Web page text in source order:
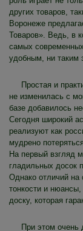
других товаров,
Воронеже
Товаров». Ведь, в
самых
удобным, ни таким
Простая и
не изменилась с
базе добавилось
Сегодня широкий
реализуют как
мудрено
На первый взгляд
гладильных досок
Однако отличий на
тонкости и
доску, которая
При этом очень